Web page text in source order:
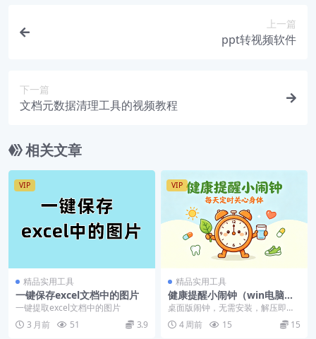
上一篇
ppt转视频软件
下一篇
文档元数据清理工具的视频教程
相关文章
VIP
精品实用工具
一键保存excel文档中的图片
一键提取excel文档中的图片
3 月前
51 3.9
VIP
精品实用工具
健康提醒小闹钟（win电脑
端）
桌面版闹钟，无需安装，解压即
用。
4 周前 15 15